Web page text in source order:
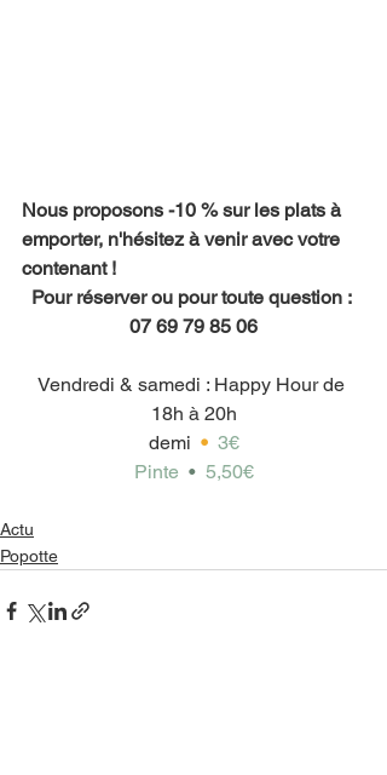
Nous proposons -10 % sur les plats à
emporter, n'hésitez à venir avec votre
contenant !
Pour réserver ou pour toute question :
07 69 79 85 06
Vendredi & samedi : Happy Hour de
18h à 20h
demi • 3€
Pinte • 5,50€
Actu
Popotte